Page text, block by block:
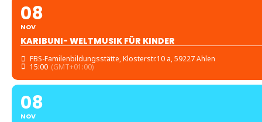
08
NOV
KARIBUNI- WELTMUSIK FÜR KINDER
FBS-Familenbildungsstätte, Klosterstr.10 a, 59227 Ahlen
15:00 (GMT+01:00)
08
NOV